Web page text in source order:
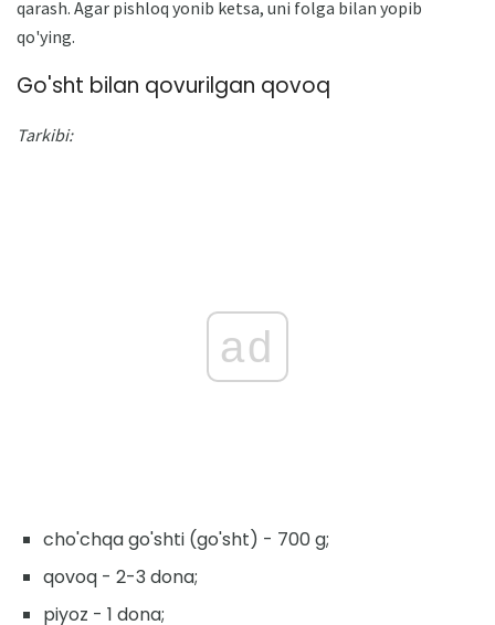
qarash. Agar pishloq yonib ketsa, uni folga bilan yopib
qo'ying.
Go'sht bilan qovurilgan qovoq
Tarkibi:
ad
cho'chqa go'shti (go'sht) - 700 g;
qovoq - 2-3 dona;
piyoz - 1 dona;